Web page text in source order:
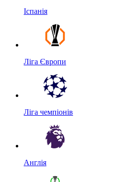
Іспанія
Ліга Європи
Ліга чемпіонів
Англія